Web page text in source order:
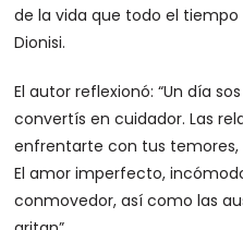
de la vida que todo el
Dionisi.
El autor reflexionó: “Un día
convertís en cuidador. Las
enfrentarte con tus
El amor imperfecto,
conmovedor, así como las